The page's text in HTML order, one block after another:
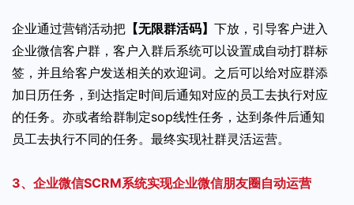
企业通过营销活动把 【无限群活码】 下放，引导客户进入
企业微信客户群，客户入群后系统可以设置成自动打群标
签，并且给客户发送相关的欢迎词。之后可以给对应群添
加日历任务，到达指定时间后通知对应的员工去执行对应
的任务。亦或者给群制定sop线性任务，达到条件后通知
员工去执行不同的任务。最终实现社群灵活运营。
3、企业微信SCRM系统实现企业微信朋友圈自动运营